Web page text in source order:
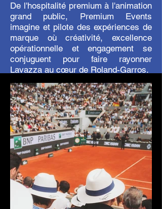
De l'hospitalité premium à l'animation
grand public, Premium Events
imagine et pilote des expériences de
marque où créativité, excellence
opérationnelle et engagement se
conjuguent pour faire rayonner
Lavazza au cœur de Roland-Garros.